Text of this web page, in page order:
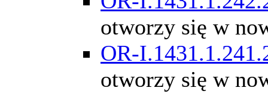
otworzy się w
OR-
otworzy się w